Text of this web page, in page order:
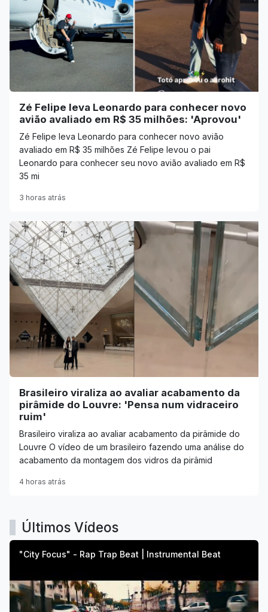
Zé Felipe leva Leonardo para conhecer novo
avião avaliado em R$ 35 milhões: 'Aprovou'
Zé Felipe leva Leonardo para conhecer novo avião
avaliado em R$ 35 milhões Zé Felipe levou o pai
Leonardo para conhecer seu novo avião avaliado em R$
35 mi
3 horas atrás
Brasileiro viraliza ao avaliar acabamento da
pirâmide do Louvre: 'Pensa num vidraceiro
ruim'
Brasileiro viraliza ao avaliar acabamento da pirâmide do
Louvre O vídeo de um brasileiro fazendo uma análise do
acabamento da montagem dos vidros da pirâmid
4 horas atrás
Últimos Vídeos
"City Focus" - Rap Trap Beat | Instrumental Beat